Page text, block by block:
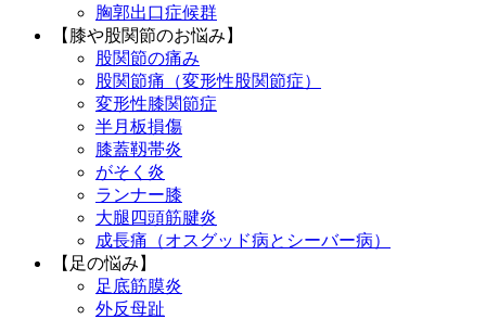
胸郭出口症候群
【膝や股関節のお悩み】
股関節の痛み
股関節痛（変形性股関節症）
変形性膝関節症
半月板損傷
膝蓋靱帯炎
がそく炎
ランナー膝
大腿四頭筋腱炎
成長痛（オスグッド病とシーバー病）
【足の悩み】
足底筋膜炎
外反母趾